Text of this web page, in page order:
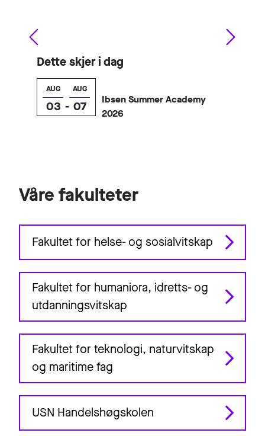
Dette skjer i dag
AUG AUG
03 - 07
Ibsen Summer Academy
2026
Våre fakulteter
Fakultet for helse- og sosialvitskap
Fakultet for humaniora, idretts- og
utdanningsvitskap
Fakultet for teknologi, naturvitskap
og maritime fag
USN Handelshøgskolen